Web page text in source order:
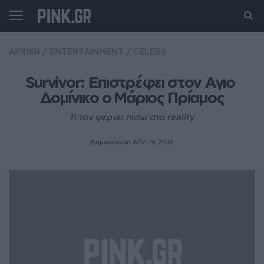
Survivor: Επιστρέφει στον Αγιο
Δομίνικο ο Μάριος Πρίαμος
Τι τον φέρνει πίσω στο reality
Δημοσίευση ΑΠΡ 19, 2018